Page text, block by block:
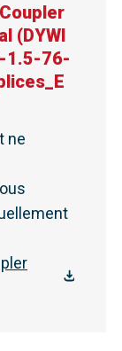
(DYWI
1.5-76-
ne